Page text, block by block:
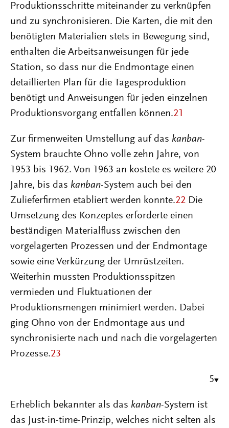
Produktionsschritte miteinander zu verknüpfen
und zu synchronisieren. Die Karten, die mit den
benötigten Materialien stets in Bewegung sind,
enthalten die Arbeitsanweisungen für jede
Station, so dass nur die Endmontage einen
detaillierten Plan für die Tagesproduktion
benötigt und Anweisungen für jeden einzelnen
Produktionsvorgang entfallen können.21
Zur firmenweiten Umstellung auf das kanban-
System brauchte Ohno volle zehn Jahre, von
1953 bis 1962. Von 1963 an kostete es weitere 20
Jahre, bis das kanban-System auch bei den
Zulieferfirmen etabliert werden konnte.22 Die
Umsetzung des Konzeptes erforderte einen
beständigen Materialfluss zwischen den
vorgelagerten Prozessen und der Endmontage
sowie eine Verkürzung der Umrüstzeiten.
Weiterhin mussten Produktionsspitzen
vermieden und Fluktuationen der
Produktionsmengen minimiert werden. Dabei
ging Ohno von der Endmontage aus und
synchronisierte nach und nach die vorgelagerten
Prozesse.23
5
Erheblich bekannter als das kanban-System ist
das Just-in-time-Prinzip, welches nicht selten als